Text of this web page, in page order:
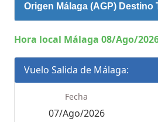
Origen Málaga (AGP) Destino
Hora local Málaga 08/Ago/
Vuelo Salida de Málaga:
Fecha
07/Ago/2026